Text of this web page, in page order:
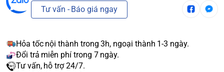
Tư vấn - Báo giá ngay
Hỏa tốc nội thành trong 3h, ngoại thành 1-3 ngày.
Đổi trả miễn phí trong 7 ngày.
Tư vấn, hỗ trợ 24/7.